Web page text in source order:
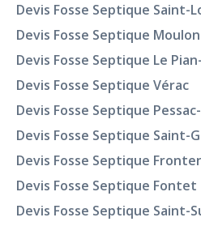
Devis Fosse Septique
Devis Fosse Septique Moulon
Devis Fosse Septique Le
Devis Fosse Septique Vérac
Devis Fosse Septique
Devis Fosse Septique Saint-
Devis Fosse Septique
Devis Fosse Septique Fontet
Devis Fosse Septique Saint-